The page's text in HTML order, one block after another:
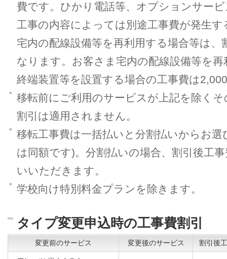
費です。ひかり電話等、オプションサー
工事の内容によっては別途工事費が発生
宅内の配線設備等を再利用する場合等は、
なります。お客さま宅内の配線設備等を
終端装置等を設置する場合の工事費は
＊
移転前にご利用のサービスが上記を除く
割引は適用されません。
＊
移転工事費は一括払いと分割払いからお
は同額です)。分割払いの場合、割引後工
いいただきます。
＊ 学校向け特別料金プランを除きます。
タイプ変更申込時の工事費割引
変更前のサービス 変更後のサービス 割引後